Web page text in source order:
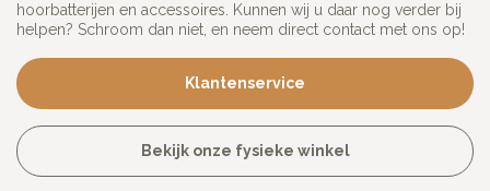
hoorbatterijen en accessoires. Kunnen wij u daar nog verder bij
helpen? Schroom dan niet, en neem direct contact met ons op!
Klantenservice
Bekijk onze fysieke winkel